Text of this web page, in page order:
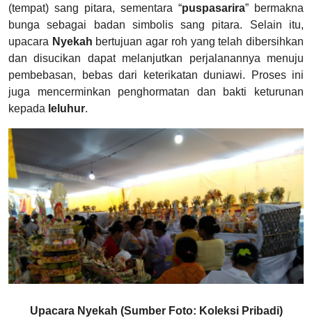
(tempat) sang pitara, sementara “puspasarira” bermakna
bunga sebagai badan simbolis sang pitara. Selain itu,
upacara Nyekah bertujuan agar roh yang telah dibersihkan
dan disucikan dapat melanjutkan perjalanannya menuju
pembebasan, bebas dari keterikatan duniawi. Proses ini
juga mencerminkan penghormatan dan bakti keturunan
kepada leluhur.
Upacara Nyekah (Sumber Foto: Koleksi Pribadi)